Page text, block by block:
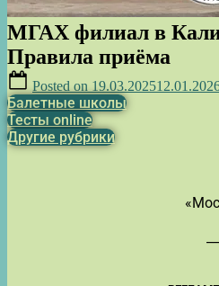
МГАХ филиал в
Правила приёма
Posted on 19.03.2025
Балетные школы
Тесты online
Другие рубрики